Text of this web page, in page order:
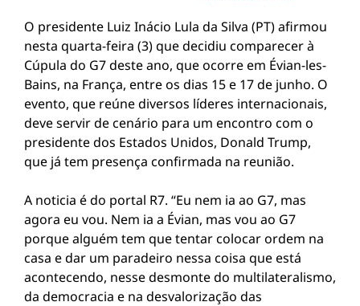
O presidente Luiz Inácio Lula da Silva (PT) afirmou
nesta quarta-feira (3) que decidiu comparecer à
Cúpula do G7 deste ano, que ocorre em Évian-les-
Bains, na França, entre os dias 15 e 17 de junho. O
evento, que reúne diversos líderes internacionais,
deve servir de cenário para um encontro com o
presidente dos Estados Unidos, Donald Trump,
que já tem presença confirmada na reunião.
A noticia é do portal R7. “Eu nem ia ao G7, mas
agora eu vou. Nem ia a Évian, mas vou ao G7
porque alguém tem que tentar colocar ordem na
casa e dar um paradeiro nessa coisa que está
acontecendo, nesse desmonte do multilateralismo,
da democracia e na desvalorização das